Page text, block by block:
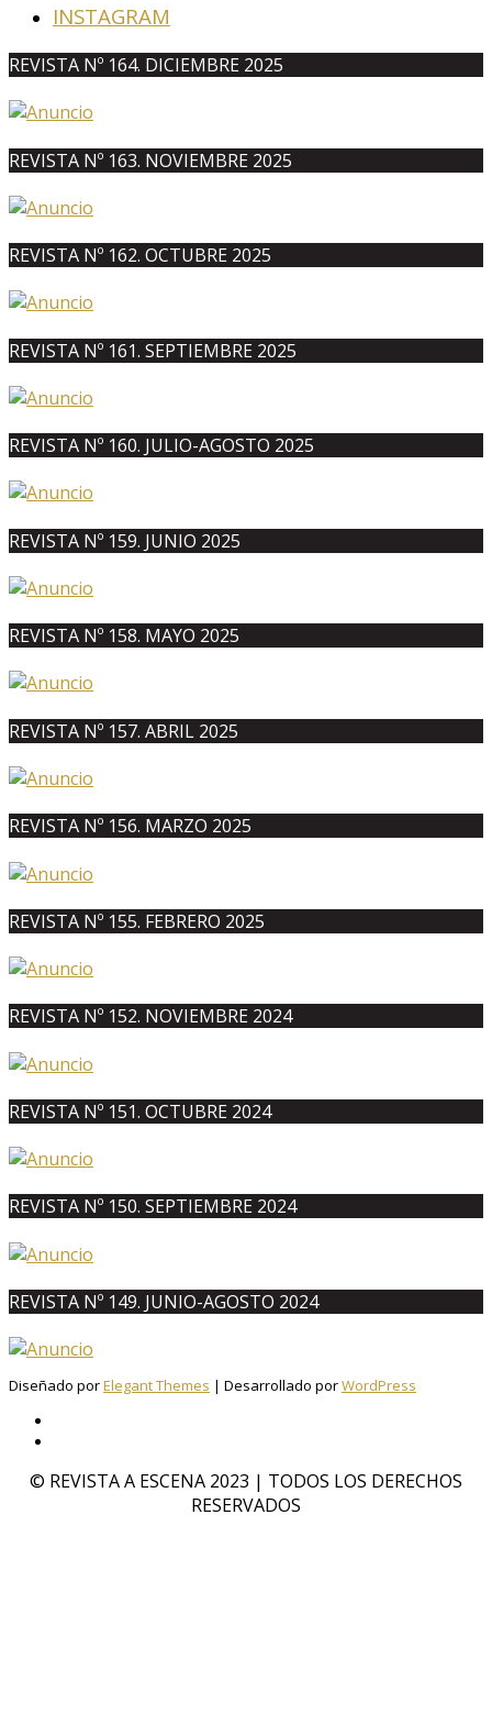
INSTAGRAM
REVISTA Nº 164. DICIEMBRE 2025
REVISTA Nº 163. NOVIEMBRE 2025
REVISTA Nº 162. OCTUBRE 2025
REVISTA Nº 161. SEPTIEMBRE 2025
REVISTA Nº 160. JULIO-AGOSTO 2025
REVISTA Nº 159. JUNIO 2025
REVISTA Nº 158. MAYO 2025
REVISTA Nº 157. ABRIL 2025
REVISTA Nº 156. MARZO 2025
REVISTA Nº 155. FEBRERO 2025
REVISTA Nº 152. NOVIEMBRE 2024
REVISTA Nº 151. OCTUBRE 2024
REVISTA Nº 150. SEPTIEMBRE 2024
REVISTA Nº 149. JUNIO-AGOSTO 2024
Diseñado porElegant Themes | Desarrollado porWordPress
© REVISTA A ESCENA 2023 | TODOS LOS DERECHOS
RESERVADOS